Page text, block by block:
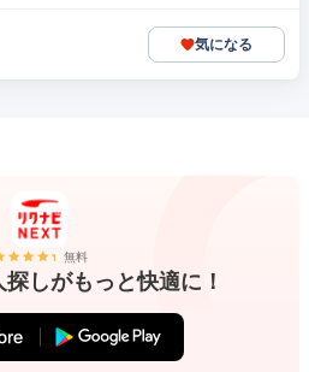
気になる
無料
しがもっと快適に！